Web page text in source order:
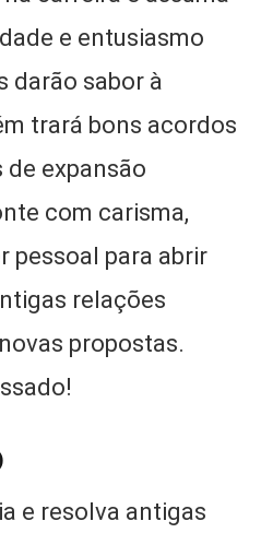
e entusiasmo
darão sabor à
trará bons acordos
expansão
com carisma,
pessoal para abrir
relações
propostas.
e resolva antigas